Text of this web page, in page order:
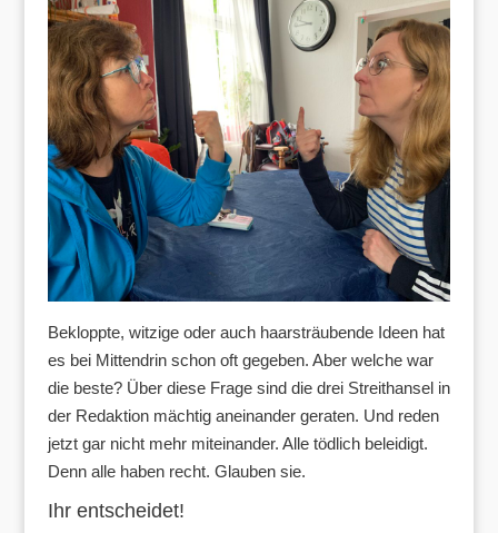
Bekloppte, witzige oder auch haarsträubende Ideen hat
es bei Mittendrin schon oft gegeben. Aber welche war
die beste? Über diese Frage sind die drei Streithansel in
der Redaktion mächtig aneinander geraten. Und reden
jetzt gar nicht mehr miteinander. Alle tödlich beleidigt.
Denn alle haben recht. Glauben sie.
Ihr entscheidet!